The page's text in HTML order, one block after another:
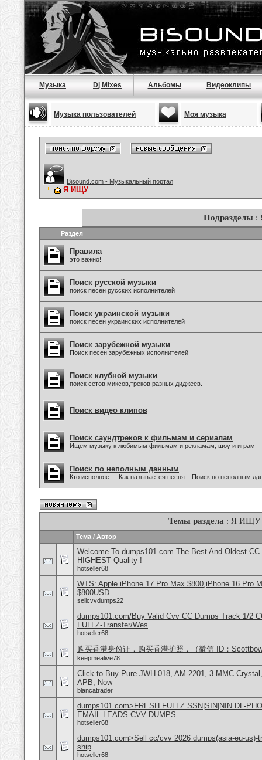
Музыка Dj Mixes Альбомы Видеоклипы
Музыка пользователей Моя музыка
Bisound.com - Музыкальный портал
Я ИЩУ
Подразделы:
Раздел
Правила
это важно!
Поиск русской музыки
поиск песен русских исполнителей
Поиск украинской музыки
поиск песен украинских исполнителей
Поиск зарубежной музыки
Поиск песен зарубежных исполнителей
Поиск клубной музыки
поиск сетов,миксов,треков разных диджеев.
Поиск видео клипов
Поиск саундтреков к фильмам и сериалам
Ищем музыку к любимым фильмам и рекламам, шоу и играм
Поиск по неполным данным
Кто исполняет... Как называется песня... Поиск по неполным
Темы раздела : Я ИЩУ
Тема / Автор
Welcome To dumps101.com The Best And Oldest
HIGHEST Quality !
hotseller68
WTS: Apple iPhone 17 Pro Max $800,iPhone 16 Pro
$800USD
sellcvvdumps22
dumps101.com/Buy Valid Cvv CC Dumps Track 1/2
FULLZ-Transfer/Wes
hotseller68
购买香港身份证，购买香港护照，（微信 ID：
keepmealive78
Click to Buy Pure JWH-018, AM-2201, 3-MMC
APB, Now
blancatrader
dumps101.com>FRESH FULLZ SSN|SIN|NIN DL-
EMAIL LEADS CVV DUMPS
hotseller68
dumps101.com>Sell cc/cvv 2026 dumps(asia-eu-us)-
ship
hotseller68